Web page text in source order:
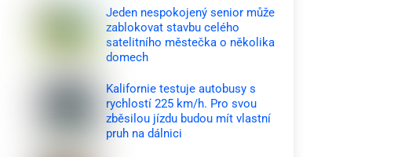
Jeden nespokojený senior může
zablokovat stavbu celého
satelitního městečka o několika
domech
Kalifornie testuje autobusy s
rychlostí 225 km/h. Pro svou
zběsilou jízdu budou mít vlastní
pruh na dálnici